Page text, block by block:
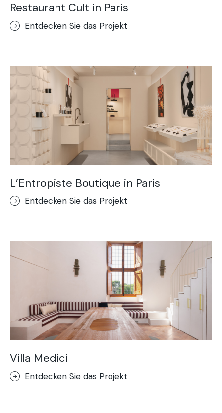
Restaurant Cult in Paris
Entdecken Sie das Projekt
L’Entropiste Boutique in Paris
Entdecken Sie das Projekt
Villa Medici
Entdecken Sie das Projekt